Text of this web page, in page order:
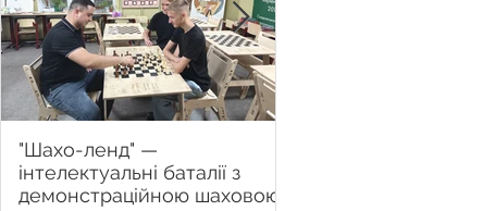
"Шахо-ленд" —
інтелектуальні баталії з
демонстраційною шаховою